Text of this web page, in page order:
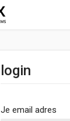
login
Je email adres